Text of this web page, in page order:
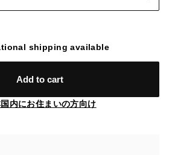
shipping available
Add to cart
国内にお住まいの方向け